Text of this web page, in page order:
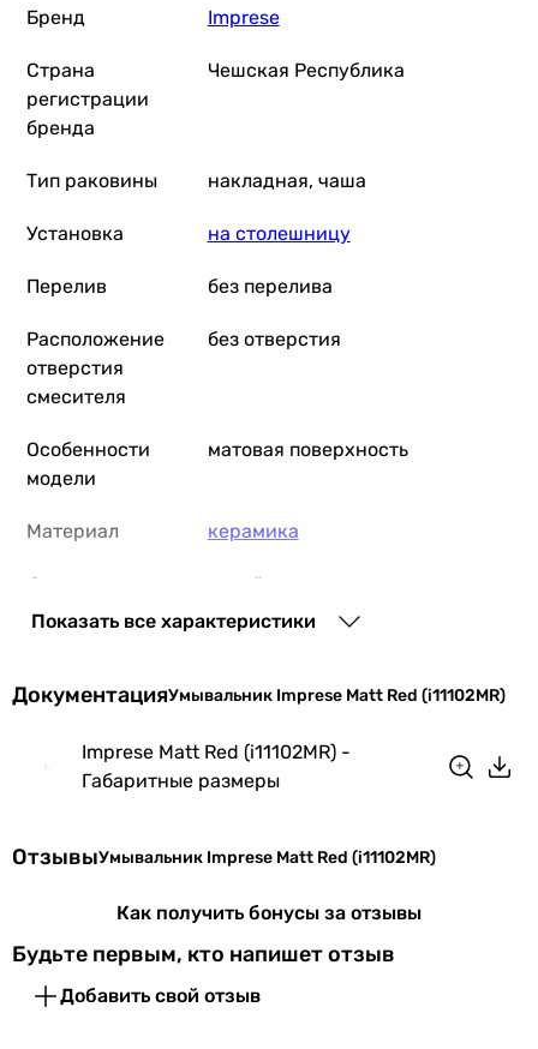
Бренд Imprese
Страна
регистрации
бренда
Чешская Республика
Тип раковины накладная, чаша
Установка на столешницу
Перелив без перелива
Расположение
отверстия
смесителя
без отверстия
Особенности
модели
матовая поверхность
Материал керамика
Форма дизайнерская
Чешская Республика
Физические характеристики
Ширина 35.8 см
Высота 13.7 см
красный
Гарантия
Показать все характеристики
ДокументацияУмывальник Imprese Matt Red (i11102MR)
Imprese Matt Red (i11102MR) -
Габаритные размеры
ОтзывыУмывальник Imprese Matt Red (i11102MR)
Как получить бонусы за отзывы
Будьте первым, кто напишет отзыв
Добавить свой отзыв